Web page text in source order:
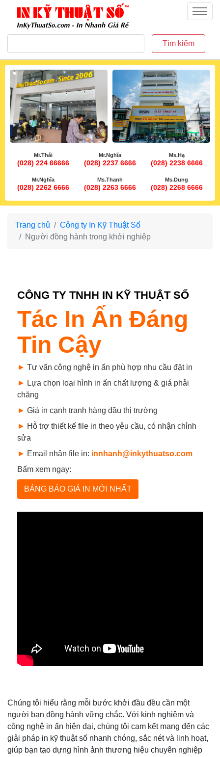
inkythuatso.com
Menu
Tìm kiếm
Mr.Thái
(028) 224 66666
Mr.Nghĩa
(028) 2237 6666
Ms.Hạ
(028) 2238 6666
Mr.Nghĩa
(028) 2262 6666
Ms.Thanh
(028) 2263 6666
Ms.Dung
(028) 2268 6666
Trang chủ
Công ty In Kỹ Thuật Số
Người đồng hành trong khởi nghiệp
CÔNG TY TNHH IN KỸ THUẬT SỐ
Tác In Ấn Đáng
Tin Cậy
► Tư vấn công nghệ in ấn phù hợp nhu cầu đặt in
► Lựa chọn loại hình in ấn chất lượng & giá phải
chăng
► Giá in cạnh tranh hàng đầu thị trường
► Hỗ trợ thiết kế file in theo yêu cầu, có nhận chỉnh
sửa
► Email nhận file in: innhanh@inkythuatso.com
Bấm xem ngay:
BẢNG BÁO GIÁ IN MỚI NHẤT
Chúng tôi hiểu rằng mỗi bước khởi đầu đều cần một
người bạn đồng hành vững chắc. Với kinh nghiệm và
công nghệ in ấn hiện đại, chúng tôi cam kết mang đến các
giải pháp in kỹ thuật số nhanh chóng, sắc nét và linh hoạt,
giúp bạn tạo dựng hình ảnh thương hiệu chuyên nghiệp